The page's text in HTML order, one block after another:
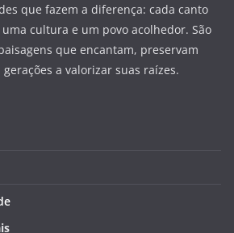
que fazem a diferença: cada canto
cultura e um povo acolhedor. São
que encantam, preservam
a valorizar suas raízes.